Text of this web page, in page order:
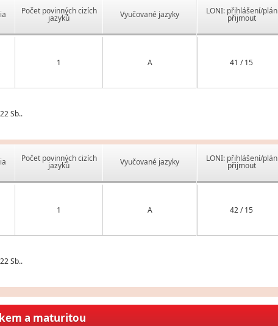
Počet povinných cizích
jazyků Vyučované jazyky
1 A
LONI: přihlášení/plán
přijmout
41 / 15
Sb..
Počet povinných cizích
jazyků Vyučované jazyky
1 A
LONI: přihlášení/plán
přijmout
42 / 15
Sb..
a maturitou